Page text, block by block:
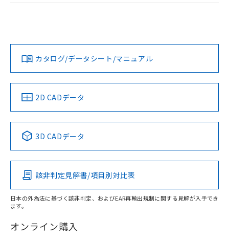
ログイン/会員登録
ダウンロードデータをご利用いただく前に、以下を必ずお読
みください。
ソフトウェアの使用条件
EU RoHS 注意事項・凡例
対応済み
中国 RoHS 注意事項・凡例
Pb Hg Cd Cr(VI)
O
在庫等で未対応品が混在する可能性があります。
LR型式承認
（イギリス
船舶規格）
DNV型式承認
（ノルウェー
BV型式承認
（フランス
KR型式
（韓国
No No No No
この製品の規格認証/適合状況ページへ
その他の認証はこちらのページからご検索ください
カタログ/データシート/マニュアル
2D CADデータ
3D CADデータ
該非判定見解書/項目別対比表
日本の外為法に基づく該非判定、およびEAR再輸出規制に関する見解が入手でき
ます。
オンライン購入
指します。
また、RoHS指令のフタル酸エステル類４
物質の対応では、対応完了までの期間は出
荷製品に未対応品が混在することから備考
欄に対応日を記載しておりました。
既に当社にて対応品への在庫切替を完了
していることから、特段のことがない限
り、2022年1月12日より割愛しておりま
す。